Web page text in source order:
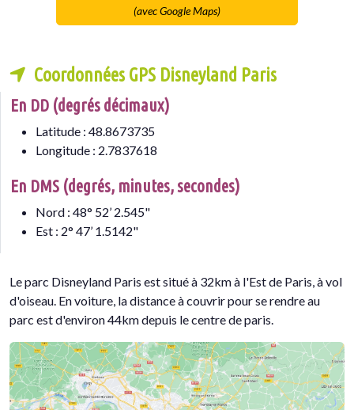
(avec Google Maps)
Coordonnées GPS Disneyland Paris
En DD (degrés décimaux)
Latitude : 48.8673735
Longitude : 2.7837618
En DMS (degrés, minutes, secondes)
Nord : 48° 52’ 2.545"
Est : 2° 47’ 1.5142"
Le parc Disneyland Paris est situé à 32km à l'Est de Paris, à vol
d'oiseau. En voiture, la distance à couvrir pour se rendre au
parc est d'environ 44km depuis le centre de paris.